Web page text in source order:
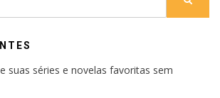
suas séries e novelas favoritas sem